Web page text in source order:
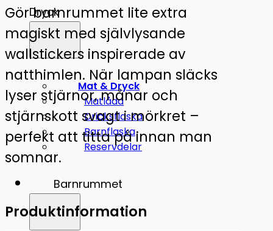
Dryck
Mat & Dryck
Matlåda
Dricksflaska
Barnflaska
Reservdelar
Barnrummet
Gör barnrummet lite extra
magiskt med självlysande
wallstickers inspirerade av
natthimlen. När lampan släcks
lyser stjärnor, månar och
stjärnskott svagt i mörkret –
perfekt att titta på innan man
somnar.
Produktinformation